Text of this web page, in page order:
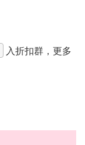
入折扣群，更多